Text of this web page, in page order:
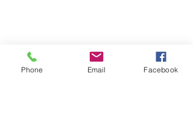
Phone Email Facebook